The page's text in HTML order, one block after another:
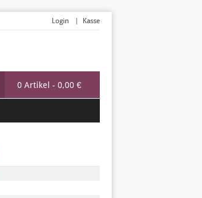
0 Artikel - 0,00 €
Login Kasse